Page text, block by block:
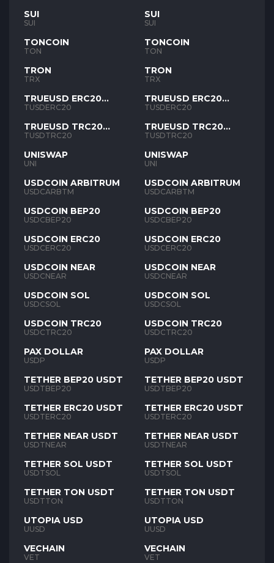
SUI
SUI
TONCOIN
TON
TRON
TRX
TRUEUSD ERC20
TUSD
TUSDERC20
TRUEUSD TRC20
TUSD
TUSDTRC20
UNISWAP
UNI
USDCOIN ARBITRUM
USDCARBTM
USDCOIN BEP20
USDCBEP20
USDCOIN ERC20
USDCERC20
USDCOIN NEAR
USDCNEAR
USDCOIN SOL
USDCSOL
USDCOIN TRC20
USDCTRC20
PAX DOLLAR
USDP
TETHER BEP20 USDT
USDTBEP20
TETHER ERC20 USDT
USDTERC20
TETHER NEAR USDT
USDTNEAR
TETHER SOL USDT
USDTSOL
TETHER TON USDT
USDTTON
UTOPIA USD
UUSD
VECHAIN
VET
SUI
SUI
TONCOIN
TON
TRON
TRX
TRUEUSD ERC20
TUSD
TUSDERC20
TRUEUSD TRC20
TUSD
TUSDTRC20
UNISWAP
UNI
USDCOIN ARBITRUM
USDCARBTM
USDCOIN BEP20
USDCBEP20
USDCOIN ERC20
USDCERC20
USDCOIN NEAR
USDCNEAR
USDCOIN SOL
USDCSOL
USDCOIN TRC20
USDCTRC20
PAX DOLLAR
USDP
TETHER BEP20 USDT
USDTBEP20
TETHER ERC20 USDT
USDTERC20
TETHER NEAR USDT
USDTNEAR
TETHER SOL USDT
USDTSOL
TETHER TON USDT
USDTTON
UTOPIA USD
UUSD
VECHAIN
VET